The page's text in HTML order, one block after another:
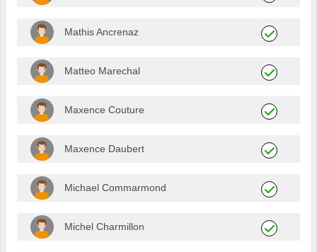
Mathis Ancrenaz
Matteo Marechal
Maxence Couture
Maxence Daubert
Michael Commarmond
Michel Charmillon